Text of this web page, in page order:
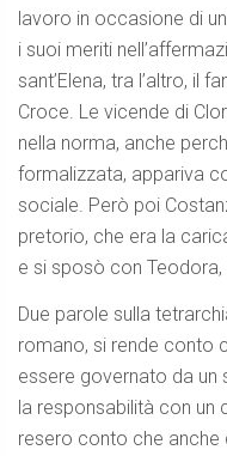
lavoro in occasione di
i suoi meriti
sant’Elena, tra l’altro, il
Croce. Le vicende di
nella norma, anche
formalizzata, appariva
sociale. Però poi
pretorio, che era la
e si sposò con
Due parole sulla
romano, si rende conto
essere governato da un
la responsabilità con un
resero conto che anche